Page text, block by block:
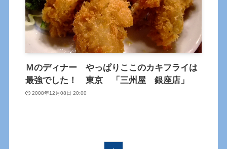
Ｍのディナー やっぱりここのカキフライは
最強でした！ 東京 「三州屋 銀座店」
2008年12月08日 20:00